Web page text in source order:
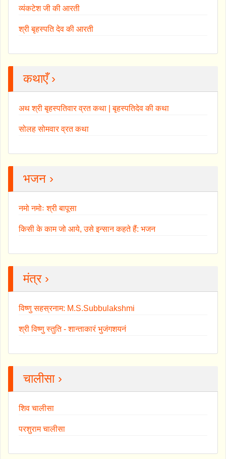
व्यंकटेश जी की आरती
श्री बृहस्पति देव की आरती
कथाएँ ›
अथ श्री बृहस्पतिवार व्रत कथा | बृहस्पतिदेव की कथा
सोलह सोमवार व्रत कथा
भजन ›
नमो नमोः श्री बापूसा
किसी के काम जो आये, उसे इन्सान कहते हैं: भजन
मंत्र ›
विष्णु सहस्रनाम: M.S.Subbulakshmi
श्री विष्णु स्तुति - शान्ताकारं भुजंगशयनं
चालीसा ›
शिव चालीसा
परशुराम चालीसा